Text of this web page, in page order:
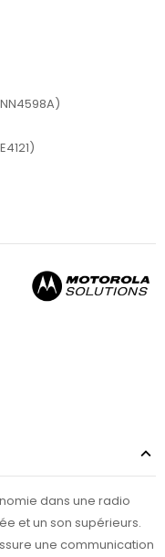
dans une radio
et un son supérieurs.
une communication